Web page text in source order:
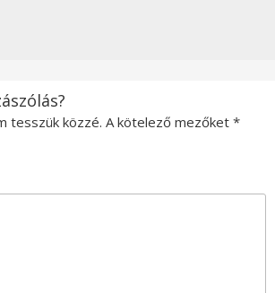
tesszük közzé. A kötelező mezőket *